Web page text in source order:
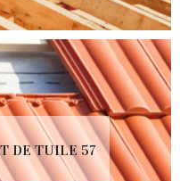
DE TUILE 57